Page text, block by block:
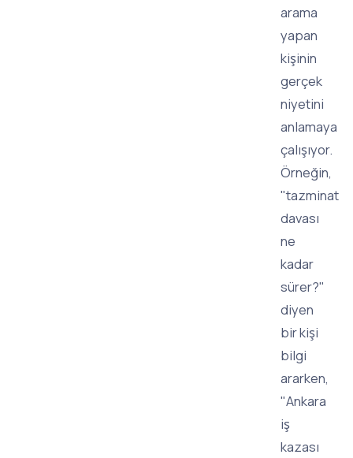
arama
yapan
kişinin
gerçek
niyetini
anlamaya
çalışıyor.
Örneğin,
"tazminat
davası
ne
kadar
sürer?"
diyen
bir kişi
bilgi
ararken,
"Ankara
iş
kazası